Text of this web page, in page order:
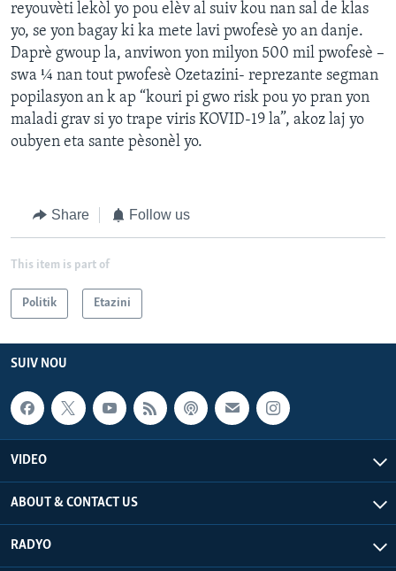
reyouvèti lekòl yo pou elèv al suiv kou nan sal de klas
yo, se yon bagay ki ka mete lavi pwofesè yo an danje.
Daprè gwoup la, anviwon yon milyon 500 mil pwofesè –
swa ¼ nan tout pwofesè Ozetazini- reprezante segman
popilasyon an k ap “kouri pi gwo risk pou yo pran yon
maladi grav si yo trape viris KOVID-19 la”, akoz laj yo
oubyen eta sante pèsonèl yo.
Share Follow us
This item is part of
Politik Etazini
SUIV NOU
VIDEO
ABOUT & CONTACT US
RADYO